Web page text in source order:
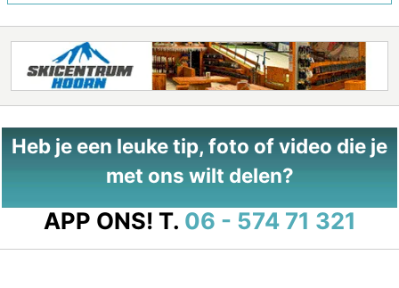
Heb je een leuke tip, foto of video die je
met ons wilt delen?
APP ONS! T. 06 - 574 71 321